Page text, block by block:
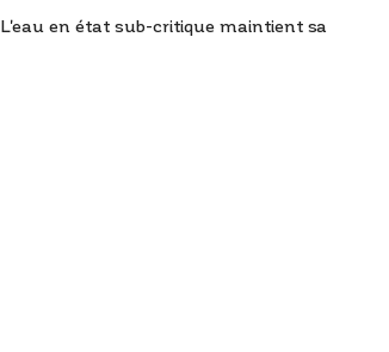
L'eau en état sub-critique maintient sa